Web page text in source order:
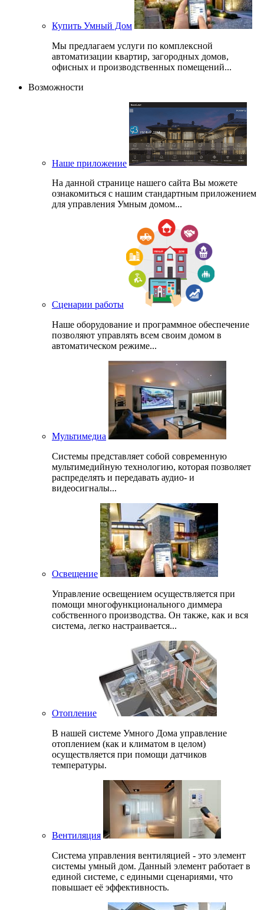
Купить Умный Дом
Мы предлагаем услуги по комплексной
автоматизации квартир, загородных домов,
офисных и производственных помещений...
Возможности
Наше приложение
На данной странице нашего сайта Вы можете
ознакомиться с нашим стандартным приложением
для управления Умным домом...
Сценарии работы
Наше оборудование и программное обеспечение
позволяют управлять всем своим домом в
автоматическом режиме...
Мультимедиа
Системы представляет собой современную
мультимедийную технологию, которая позволяет
распределять и передавать аудио- и
видеосигналы...
Освещение
Управление освещением осуществляется при
помощи многофункционального диммера
собственного производства. Он также, как и вся
система, легко настраивается...
Отопление
В нашей системе Умного Дома управление
отоплением (как и климатом в целом)
осуществляется при помощи датчиков
температуры.
Вентиляция
Система управления вентиляцией - это элемент
системы умный дом. Данный элемент работает в
единой системе, с едиными сценариями, что
повышает её эффективность.